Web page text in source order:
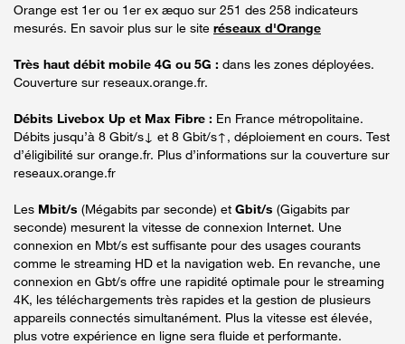
Orange est 1er ou 1er ex æquo sur 251 des 258 indicateurs
mesurés. En savoir plus sur le site réseaux d'Orange
Très haut débit mobile 4G ou 5G : dans les zones déployées.
Couverture sur reseaux.orange.fr.
Débits Livebox Up et Max Fibre : En France métropolitaine.
Débits jusqu’à 8 Gbit/s↓ et 8 Gbit/s↑, déploiement en cours. Test
d’éligibilité sur orange.fr. Plus d’informations sur la couverture sur
reseaux.orange.fr
Les Mbit/s (Mégabits par seconde) et Gbit/s (Gigabits par
seconde) mesurent la vitesse de connexion Internet. Une
connexion en Mbt/s est suffisante pour des usages courants
comme le streaming HD et la navigation web. En revanche, une
connexion en Gbt/s offre une rapidité optimale pour le streaming
4K, les téléchargements très rapides et la gestion de plusieurs
appareils connectés simultanément. Plus la vitesse est élevée,
plus votre expérience en ligne sera fluide et performante.